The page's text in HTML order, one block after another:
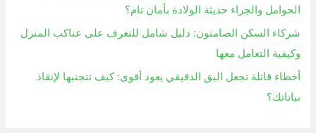
الحوامل والجراء حديثة الولادة بأمان تام؟
شركاء السكن الصامتون: دليل شامل للتعرف على عناكب المنزل
وكيفية التعامل معها
أخطاء قاتلة تجعل البق الدقيقي يعود أقوى: كيف تتجنبها لإنقاذ
نباتاتك؟